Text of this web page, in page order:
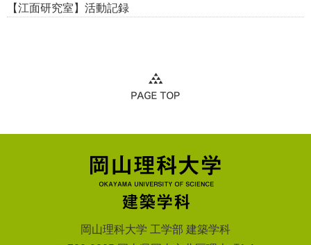
【江面研究室】活動記録
岡山理科大学 工学部 建築学科